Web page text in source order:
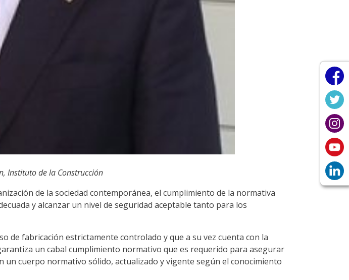
Instituto de la Construcción
de la sociedad contemporánea, el cumplimiento de la normativa
y alcanzar un nivel de seguridad aceptable tanto para los
de fabricación estrictamente controlado y que a su vez cuenta con la
un cabal cumplimiento normativo que es requerido para asegurar
un cuerpo normativo sólido, actualizado y vigente según el conocimiento